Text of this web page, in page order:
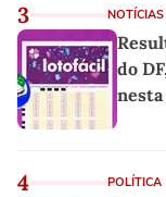
3 NOTÍCIAS
do
4 POLÍTICA